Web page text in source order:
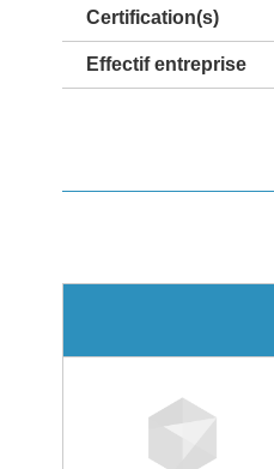
Certification(s)
Effectif entreprise